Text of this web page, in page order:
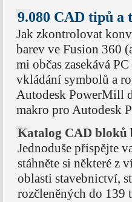
9.080 CAD tipů a
Jak zkontrolovat
barev ve Fusion 360
mi občas zasekává
vkládání symbolů a
Autodesk PowerMill
makro pro Autodesk
Katalog CAD bloků
Jednoduše přispějte
stáhněte si některé z
oblasti stavebnictví,
rozčleněných do 139